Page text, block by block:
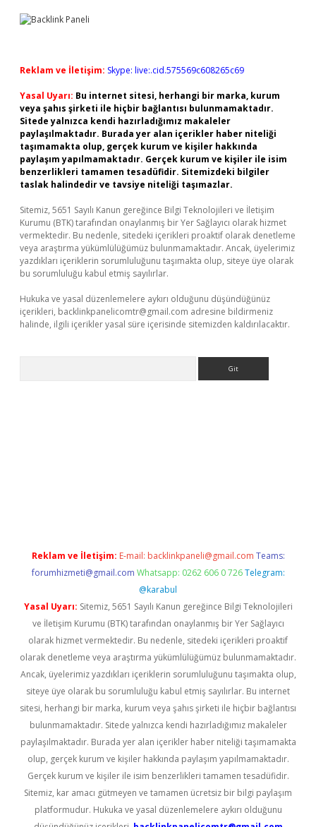
Reklam ve İletişim: Skype: live:.cid.575569c608265c69
Yasal Uyarı: Bu internet sitesi, herhangi bir marka, kurum
veya şahıs şirketi ile hiçbir bağlantısı bulunmamaktadır.
Sitede yalnızca kendi hazırladığımız makaleler
paylaşılmaktadır. Burada yer alan içerikler haber niteliği
taşımamakta olup, gerçek kurum ve kişiler hakkında
paylaşım yapılmamaktadır. Gerçek kurum ve kişiler ile isim
benzerlikleri tamamen tesadüfidir. Sitemizdeki bilgiler
taslak halindedir ve tavsiye niteliği taşımazlar.
Sitemiz, 5651 Sayılı Kanun gereğince Bilgi Teknolojileri ve İletişim
Kurumu (BTK) tarafından onaylanmış bir Yer Sağlayıcı olarak hizmet
vermektedir. Bu nedenle, sitedeki içerikleri proaktif olarak denetleme
veya araştırma yükümlülüğümüz bulunmamaktadır. Ancak, üyelerimiz
yazdıkları içeriklerin sorumluluğunu taşımakta olup, siteye üye olarak
bu sorumluluğu kabul etmiş sayılırlar.
Hukuka ve yasal düzenlemelere aykırı olduğunu düşündüğünüz
içerikleri, backlinkpanelicomtr@gmail.com adresine bildirmeniz
halinde, ilgili içerikler yasal süre içerisinde sitemizden kaldırılacaktır.
Reklam ve İletişim: E-mail: backlinkpaneli@gmail.com Teams:
forumhizmeti@gmail.com Whatsapp: 0262 606 0 726 Telegram:
@karabul
Yasal Uyarı: Sitemiz, 5651 Sayılı Kanun gereğince Bilgi Teknolojileri
ve İletişim Kurumu (BTK) tarafından onaylanmış bir Yer Sağlayıcı
olarak hizmet vermektedir. Bu nedenle, sitedeki içerikleri proaktif
olarak denetleme veya araştırma yükümlülüğümüz bulunmamaktadır.
Ancak, üyelerimiz yazdıkları içeriklerin sorumluluğunu taşımakta olup,
siteye üye olarak bu sorumluluğu kabul etmiş sayılırlar. Bu internet
sitesi, herhangi bir marka, kurum veya şahıs şirketi ile hiçbir bağlantısı
bulunmamaktadır. Sitede yalnızca kendi hazırladığımız makaleler
paylaşılmaktadır. Burada yer alan içerikler haber niteliği taşımamakta
olup, gerçek kurum ve kişiler hakkında paylaşım yapılmamaktadır.
Gerçek kurum ve kişiler ile isim benzerlikleri tamamen tesadüfidir.
Sitemiz, kar amacı gütmeyen ve tamamen ücretsiz bir bilgi paylaşım
platformudur. Hukuka ve yasal düzenlemelere aykırı olduğunu